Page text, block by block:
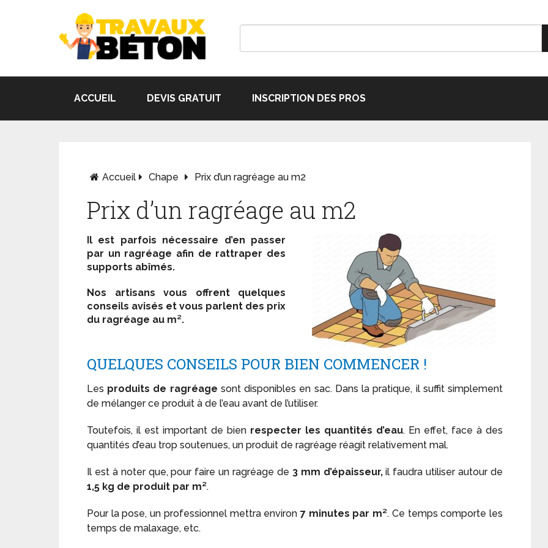
ACCUEIL DEVIS GRATUIT INSCRIPTION DES PROS
Accueil Chape Prix d’un ragréage au m2
Prix d’un ragréage au m2
Il est parfois nécessaire d’en passer
par un ragréage afin de rattraper des
supports abîmés.
Nos artisans vous offrent quelques
conseils avisés et vous parlent des prix
du ragréage au m².
QUELQUES CONSEILS POUR BIEN COMMENCER !
Les produits de ragréage sont disponibles en sac. Dans la pratique, il suffit simplement
de mélanger ce produit à de l’eau avant de l’utiliser.
Toutefois, il est important de bien respecter les quantités d’eau. En effet, face à des
quantités d’eau trop soutenues, un produit de ragréage réagit relativement mal.
Il est à noter que, pour faire un ragréage de 3 mm d’épaisseur,il faudra utiliser autour de
1,5 kg de produit par m².
Pour la pose, un professionnel mettra environ 7 minutes par m². Ce temps comporte les
temps de malaxage, etc.